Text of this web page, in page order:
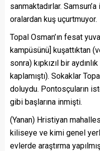
sanmaktadırlar.
oralardan kuş uçurtmuyor.
Topal Osman’ın fesat
kampüsünü] kuşattıktan
sonra) kıpkızıl bir
kaplamıştı). Sokaklar
doluydu. Pontosçuların
gibi başlarına inmişti.
(Yanan) Hristiyan
kiliseye ve kimi genel
evlerde araştırma